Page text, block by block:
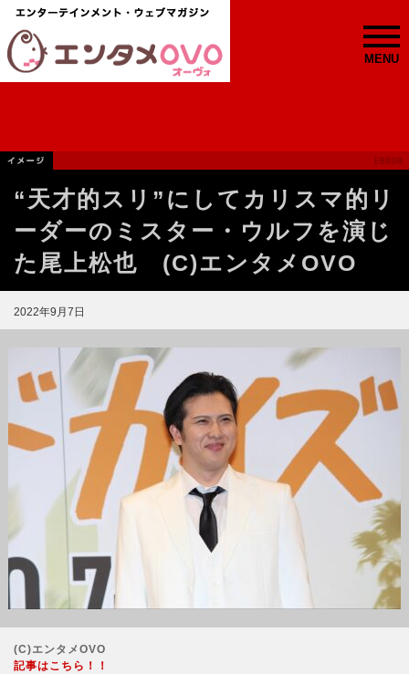
MENU
“天才的スリ”にしてカリスマ的リ
ーダーのミスター・ウルフを演じ
た尾上松也 (C)エンタメOVO
2022年9月7日
(C)エンタメOVO
記事はこちら！！